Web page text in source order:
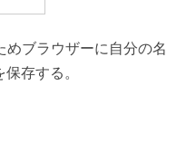
めブラウザーに自分の名
存する。